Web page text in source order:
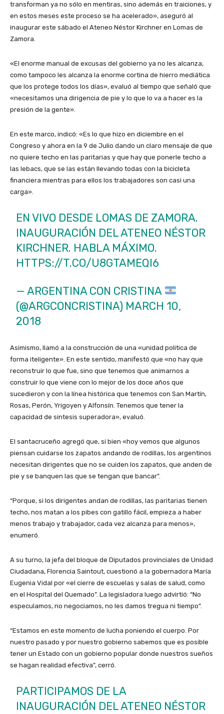
transforman ya no sólo en mentiras, sino además en traiciones, y
en estos meses este proceso se ha acelerado», aseguró al
inaugurar este sábado el Ateneo Néstor Kirchner en Lomas de
Zamora.
«El enorme manual de excusas del gobierno ya no les alcanza,
como tampoco les alcanza la enorme cortina de hierro mediática
que los protege todos los días», evaluó al tiempo que señaló que
«necesitamos una dirigencia de pie y lo que lo va a hacer es la
presión de la gente».
En este marco, indicó: «Es lo que hizo en diciembre en el
Congreso y ahora en la 9 de Julio dando un claro mensaje de que
no quiere techo en las paritarias y que hay que ponerle techo a
las lebacs, que se las están llevando todas con la bicicleta
financiera mientras para ellos los trabajadores son casi una
carga».
EN VIVO DESDE LOMAS DE ZAMORA.
INAUGURACIÓN DEL ATENEO NÉSTOR
KIRCHNER. HABLA MÁXIMO.
HTTPS://T.CO/U8GTAMEQI6
— ARGENTINA CON CRISTINA
(@ARGCONCRISTINA) MARCH 10,
2018
Asimismo, llamó a la construcción de una «unidad politica de
forma iteligente». En este sentido, manifestó que «no hay que
reconstruir lo que fue, sino que tenemos que animarnos a
construir lo que viene con lo mejor de los doce años que
sucedieron y con la línea histórica que tenemos con San Martín,
Rosas, Perón, Yrigoyen y Alfonsín. Tenemos que tener la
capacidad de sintesis superadora», evaluó.
El santacruceño agregó que, si bien «hoy vemos que algunos
piensan cuidarse los zapatos andando de rodillas, los argentinos
necesitan dirigentes que no se cuiden los zapatos, que anden de
pie y se banquen las que se tengan que bancar”.
“Porque, si los dirigentes andan de rodillas, las paritarias tienen
techo, nos matan a los pibes con gatillo fácil, empieza a haber
menos trabajo y trabajador, cada vez alcanza para menos»,
enumeró.
A su turno, la jefa del bloque de Diputados provinciales de Unidad
Ciudadana, Florencia Saintout, cuestionó a la gobernadora María
Eugenia Vidal por «el cierre de escuelas y salas de salud, como
en el Hospital del Quemado”. La legisladora luego advirtió: “No
especulamos, no negociamos, no les damos tregua ni tiempo”.
“Estamos en este momento de lucha poniendo el cuerpo. Por
nuestro pasado y por nuestro gobierno sabemos que es posible
tener un Estado con un gobierno popular donde nuestros sueños
se hagan realidad efectiva”, cerró.
PARTICIPAMOS DE LA
INAUGURACIÓN DEL ATENEO NÉSTOR